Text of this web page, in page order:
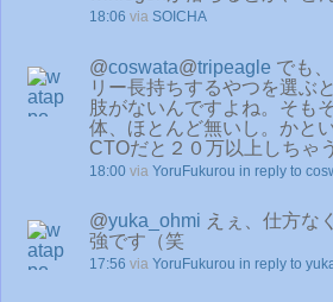
18:06 via SOICHA
@coswata@tripeagle でも
リー長持ちするやつを選ぶ
肢がないんですよね。そも
体、ほとんど無いし。かと
CTOだと２０万以上しちゃ
18:00 via YoruFukurou in reply to
@yuka_ohmi えぇ、仕方な
強です（笑
17:56 via YoruFukurou in reply to